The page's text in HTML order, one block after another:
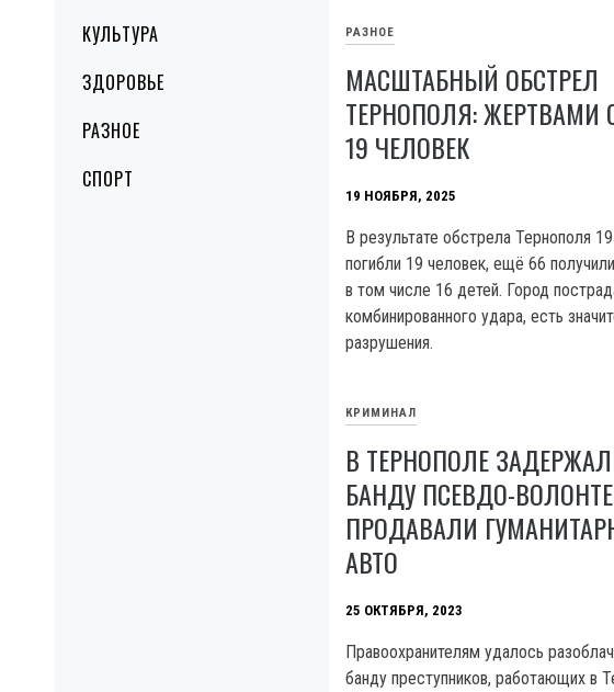
КУЛЬТУРА
ЗДОРОВЬЕ
РАЗНОЕ
СПОРТ
РАЗНОЕ
МАСШТАБНЫЙ ОБСТРЕЛ
ТЕРНОПОЛЯ: ЖЕРТВАМИ
19 ЧЕЛОВЕК
19 НОЯБРЯ, 2025
В результате обстрела Тернополя
погибли 19 человек, ещё 66
в том числе 16 детей. Город
комбинированного удара, есть
разрушения.
КРИМИНАЛ
В ТЕРНОПОЛЕ
БАНДУ ПСЕВДО-
ПРОДАВАЛИ
АВТО
25 ОКТЯБРЯ, 2023
Правоохранителям удалось
банду преступников, работающих в